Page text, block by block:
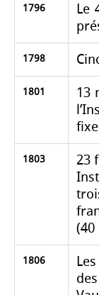
1796
Le
1798
1801
13
1803
23
(40
1806